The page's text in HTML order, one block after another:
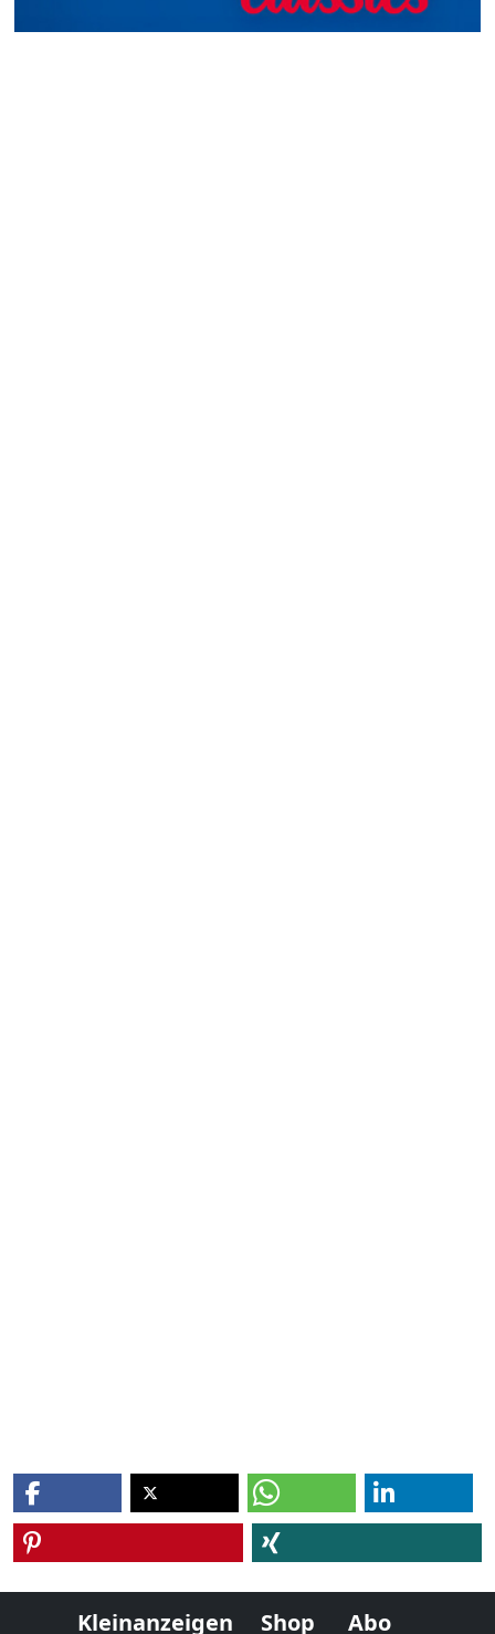
Kleinanzeigen Shop Abo